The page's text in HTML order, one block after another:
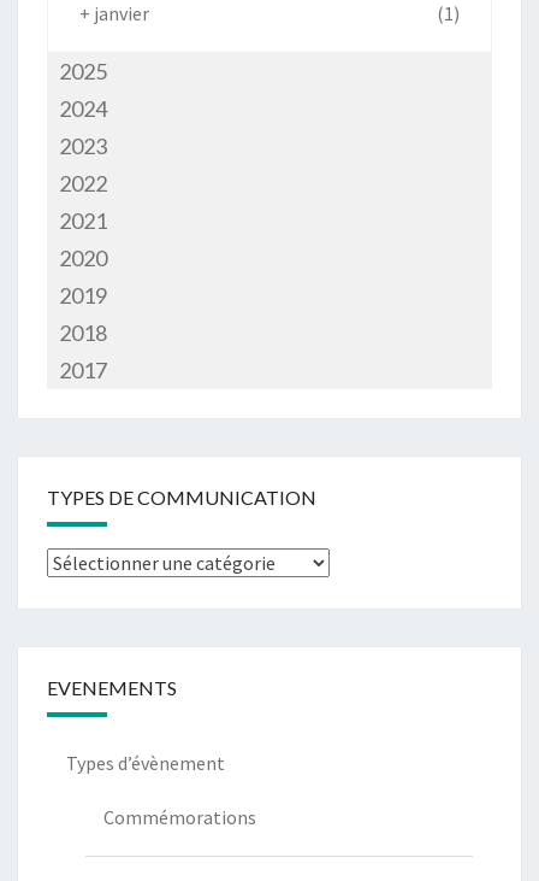
+ janvier (1)
2025
2024
2023
2022
2021
2020
2019
2018
2017
TYPES DE COMMUNICATION
Types
EVENEMENTS
Types d’évènement
Commémorations